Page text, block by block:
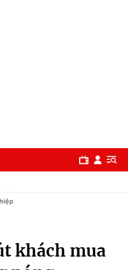
khách mua